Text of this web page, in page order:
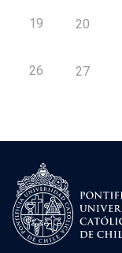
19 20
26 27